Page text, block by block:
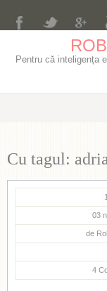
Pentru că inteligența
Cu tagul:
03
de
4